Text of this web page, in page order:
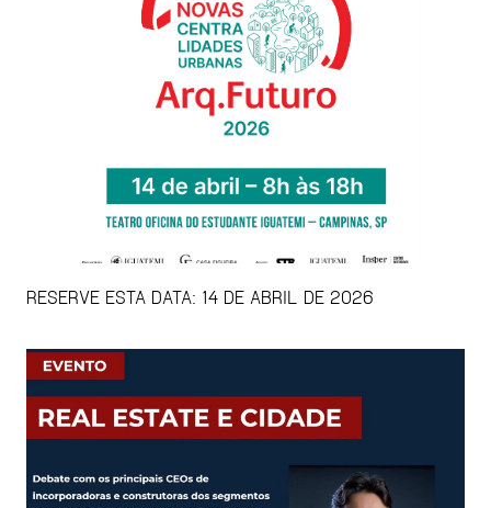
RESERVE ESTA DATA: 14 DE ABRIL DE 2026